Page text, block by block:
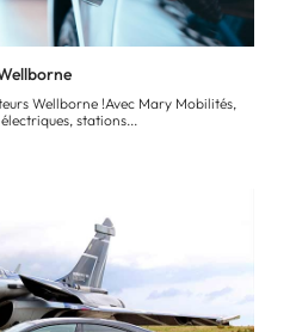
Wellborne !Avec Mary Mobilités,
stations...